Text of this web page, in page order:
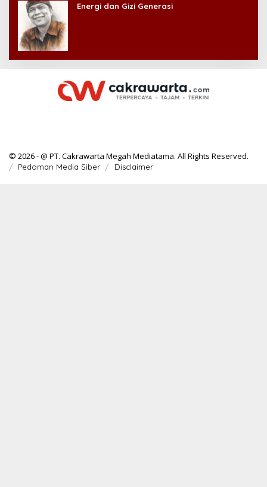
Energi dan Gizi Generasi
© 2026 - @ PT. Cakrawarta Megah Mediatama. All Rights Reserved.
Pedoman Media Siber Disclaimer